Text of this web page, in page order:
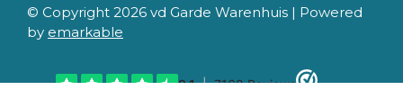
© Copyright 2026 vd Garde Warenhuis | Powered
by emarkable